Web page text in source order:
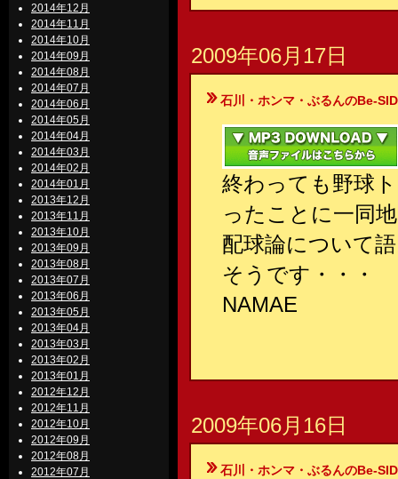
2014年12月
2014年11月
2014年10月
2014年09月
2014年08月
2014年07月
2014年06月
2014年05月
2014年04月
2014年03月
2014年02月
2014年01月
2013年12月
2013年11月
2013年10月
2013年09月
2013年08月
2013年07月
2013年06月
2013年05月
2013年04月
2013年03月
2013年02月
2013年01月
2012年12月
2012年11月
2012年10月
2012年09月
2012年08月
2012年07月
2009年06月17日
石川・ホンマ・ぶるんのBe-
終わっても野球
ったことに一同
配球論について
そうです・・・
NAMAE
2009年06月16日
石川・ホンマ・ぶるんのBe-